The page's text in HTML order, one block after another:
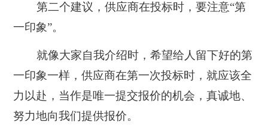
第二个建议，供应商在投标时，要注意“第
一印象”。
就像大家自我介绍时，希望给人留下好的第
一印象一样，供应商在第一次投标时，就应该全
力以赴，当作是唯一提交报价的机会，真诚地、
努力地向我们提供报价。